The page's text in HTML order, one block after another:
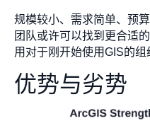
规模较小、需求简单、预
团队或许可以找到更合适
用对于刚开始使用GIS的
优势与劣势